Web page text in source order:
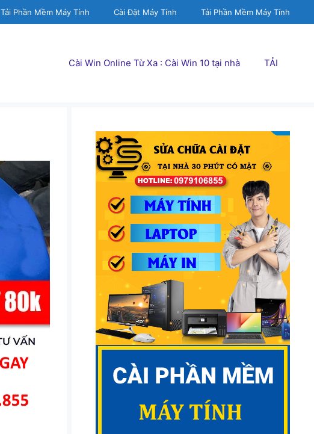
Tải Phần Mềm Máy Tính Cài Đặt Máy Tính Tải Phần Mềm Máy Tính
Cài Win Online Từ Xa : Cài Win 10 tại nhà TẢI